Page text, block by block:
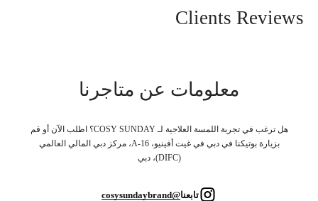
Clients Reviews
معلومات عن متاجرنا
هل ترغب في تجربة اللمسة العلاجية لـ COSY SUNDAY؟ اطلب الآن أو قم
بزيارة بوتيكنا في دبي في غيت أفينيو، A-16، مركز دبي المالي العالمي
(DIFC)، دبي
تابعنا@cosysundaybrand